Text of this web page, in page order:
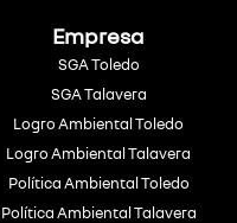
Empresa
SGA Toledo
SGA Talavera
Logro Ambiental Toledo
Logro Ambiental Talavera
Política Ambiental Toledo
Política Ambiental Talavera